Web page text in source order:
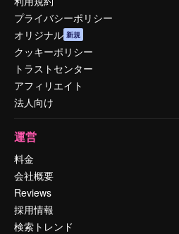
プライバシーポリシー
オリジナル 新規
クッキーポリシー
トラストセンター
アフィリエイト
法人向け
運営
料金
会社概要
Reviews
採用情報
検索トレンド